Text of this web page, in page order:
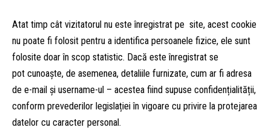
Atat timp cât vizitatorul nu este înregistrat pe site, acest cookie
nu poate fi folosit pentru a identifica persoanele fizice, ele sunt
folosite doar în scop statistic. Dacă este înregistrat se
pot cunoaște, de asemenea, detaliile furnizate, cum ar fi adresa
de e-mail și username-ul – acestea fiind supuse confidențialității,
conform prevederilor legislației în vigoare cu privire la protejarea
datelor cu caracter personal.